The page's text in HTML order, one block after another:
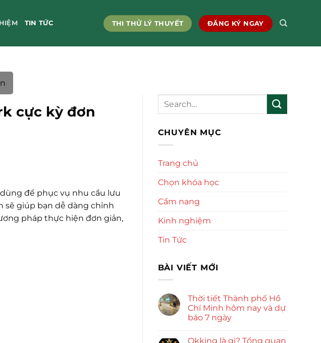
TIN TỨC THI THỬ LÝ THUYẾT ĐĂNG KÝ NGAY
cực kỳ đơn
để phục vụ nhu cầu lưu
sẽ giúp bạn dễ dàng chỉnh
pháp thực hiện đơn giản,
CHUYÊN MỤC
Trang chủ
Chọn khóa học
Cẩm nang
Kinh nghiệm
Tin Tức
BÀI VIẾT MỚI
Thời tiết Thành phố Hồ
Chí Minh hôm nay và dự
báo 7 ngày
Okking là gì? Tổng quan